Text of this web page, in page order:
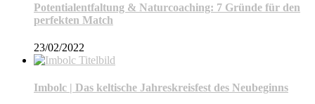
Potentialentfaltung & Naturcoaching: 7 Gründe für den
perfekten Match
23/02/2022
Imbolc | Das keltische Jahreskreisfest des Neubeginns